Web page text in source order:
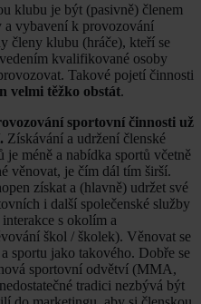
klubu je být (pasivně) členem
a vybavení k provozování
členy klubu (hráče), kteří se
kvalifikované osoby
Takové pojetí činnosti
velmi těžko obstát.
sportovní činnosti už
Získávání a udržení členské
méně a nabídka sportů včetně
věnovat, je čím dál tím širší.
získat a (hlavně) udržet své
i další společenské služby
s okolím a
škol / školek). Věnovat se
sportu jako takového. Dobře se
sportovní odvětví (MMA,
tradici nezbývá být